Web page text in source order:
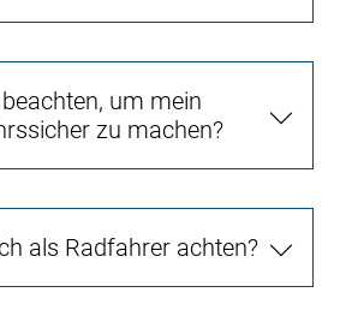
um mein
zu machen?
als Radfahrer achten?